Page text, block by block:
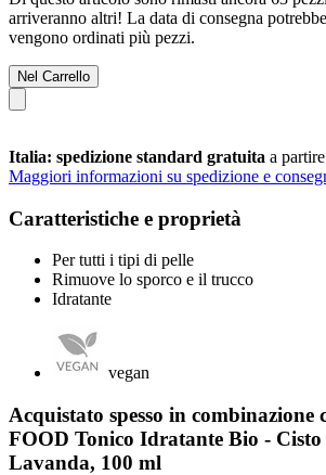
arriveranno altri! La data di consegna
vengono ordinati più pezzi.
Nel Carrello
Italia: spedizione standard gratuita a
Maggiori informazioni su spedizione e
Caratteristiche e proprietà
Per tutti i tipi di pelle
Rimuove lo sporco e il trucco
Idratante
vegan
Acquistato spesso in
FOOD Tonico Idratante Bio -
Lavanda, 100 ml